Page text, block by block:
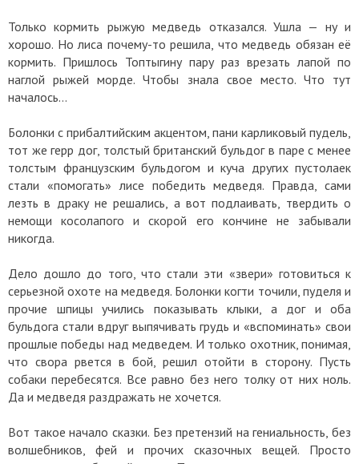
Только кормить рыжую медведь отказался. Ушла — ну и
хорошо. Но лиса почему-то решила, что медведь обязан её
кормить. Пришлось Топтыгину пару раз врезать лапой по
наглой рыжей морде. Чтобы знала свое место. Что тут
началось…
Болонки с прибалтийским акцентом, пани карликовый пудель,
тот же герр дог, толстый британский бульдог в паре с менее
толстым французским бульдогом и куча других пустолаек
стали «помогать» лисе победить медведя. Правда, сами
лезть в драку не решались, а вот подлаивать, твердить о
немощи косолапого и скорой его кончине не забывали
никогда.
Дело дошло до того, что стали эти «звери» готовиться к
серьезной охоте на медведя. Болонки когти точили, пуделя и
прочие шпицы учились показывать клыки, а дог и оба
бульдога стали вдруг выпячивать грудь и «вспоминать» свои
прошлые победы над медведем. И только охотник, понимая,
что свора рвется в бой, решил отойти в сторону. Пусть
собаки перебесятся. Все равно без него толку от них ноль.
Да и медведя раздражать не хочется.
Вот такое начало сказки. Без претензий на гениальность, без
волшебников, фей и прочих сказочных вещей. Просто